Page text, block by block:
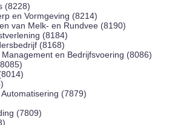
(8228)
en Vormgeving (8214)
van Melk- en Rundvee (8190)
(8184)
(8168)
en Bedrijfsvoering (8086)
(7879)
(7809)